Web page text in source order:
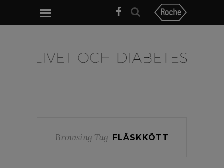
Browsing Tag FLÄSKKÖTT